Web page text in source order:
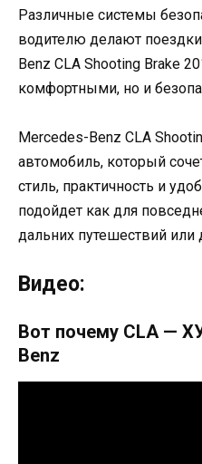
Различные системы
водителю делают
Benz CLA Shooting Brake
комфортными, но и
Mercedes-Benz CLA
автомобиль, который
стиль, практичность и
подойдет как для
дальних путешествий
Видео:
Вот почему CLA —
Benz